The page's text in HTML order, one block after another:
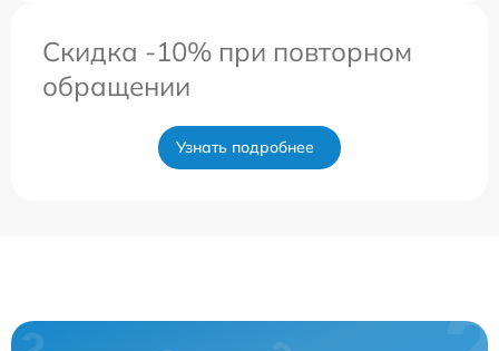
Скидка -10% при повторном
обращении
Узнать подробнее